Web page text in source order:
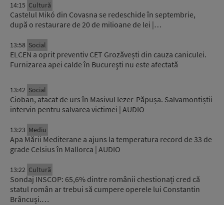
14:15 Cultură
Castelul Mikó din Covasna se redeschide în septembrie,
după o restaurare de 20 de milioane de lei |…
13:58 Social
ELCEN a oprit preventiv CET Grozăvești din cauza caniculei.
Furnizarea apei calde în Bucureşti nu este afectată
13:42 Social
Cioban, atacat de urs în Masivul Iezer-Păpușa. Salvamontiștii
intervin pentru salvarea victimei | AUDIO
13:23 Mediu
Apa Mării Mediterane a ajuns la temperatura record de 33 de
grade Celsius în Mallorca | AUDIO
13:22 Cultură
Sondaj INSCOP: 65,6% dintre românii chestionați cred că
statul român ar trebui să cumpere operele lui Constantin
Brâncuși.…